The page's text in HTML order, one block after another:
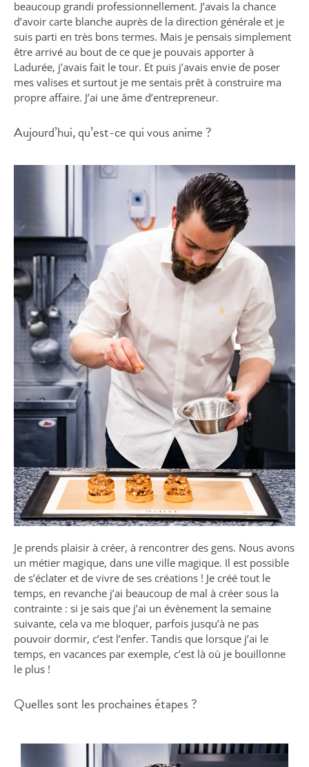
beaucoup grandi professionnellement. J’avais la chance
d’avoir carte blanche auprès de la direction générale et je
suis parti en très bons termes. Mais je pensais simplement
être arrivé au bout de ce que je pouvais apporter à
Ladurée, j’avais fait le tour. Et puis j’avais envie de poser
mes valises et surtout je me sentais prêt à construire ma
propre affaire. J’ai une âme d’entrepreneur.
Aujourd’hui, qu’est-ce qui vous anime ?
Je prends plaisir à créer, à rencontrer des gens. Nous avons
un métier magique, dans une ville magique. Il est possible
de s’éclater et de vivre de ses créations ! Je créé tout le
temps, en revanche j’ai beaucoup de mal à créer sous la
contrainte : si je sais que j’ai un évènement la semaine
suivante, cela va me bloquer, parfois jusqu’à ne pas
pouvoir dormir, c’est l’enfer. Tandis que lorsque j’ai le
temps, en vacances par exemple, c’est là où je bouillonne
le plus !
Quelles sont les prochaines étapes ?